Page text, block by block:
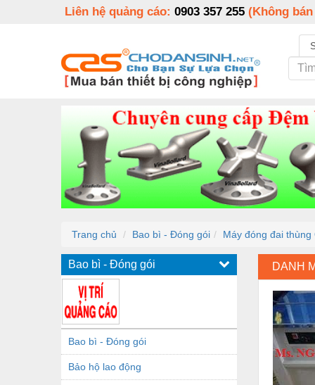
Liên hệ quảng cáo: 0903 357 255 (Không
Trang chủ Bao bì - Đóng gói Máy đóng đai
Bao bì - Đóng gói
Bao bì - Đóng gói
Bảo hộ lao động
DANH